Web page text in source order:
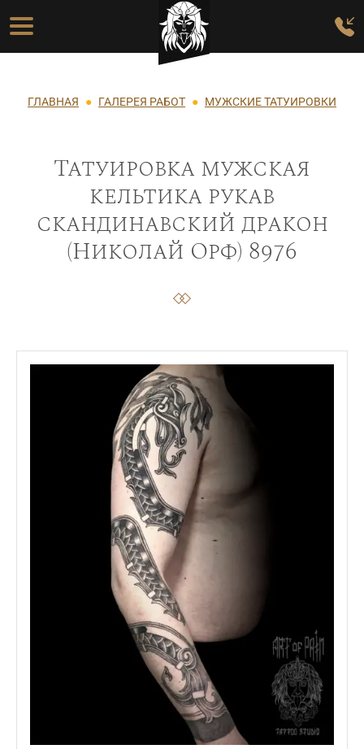
Перейти к основному содержанию
Основная навигация
Строка навигации
ГЛАВНАЯ ГАЛЕРЕЯ РАБОТ МУЖСКИЕ ТАТУИРОВКИ
Татуировка мужская
кельтика рукав
скандинавский дракон
(Николай Орф) 8976